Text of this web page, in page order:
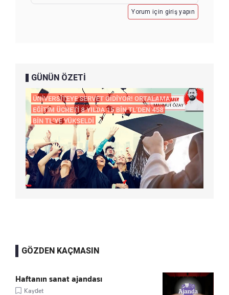
Yorum için giriş yapın
GÜNÜN ÖZETİ
GÖZDEN KAÇMASIN
Haftanın sanat ajandası
Kaydet